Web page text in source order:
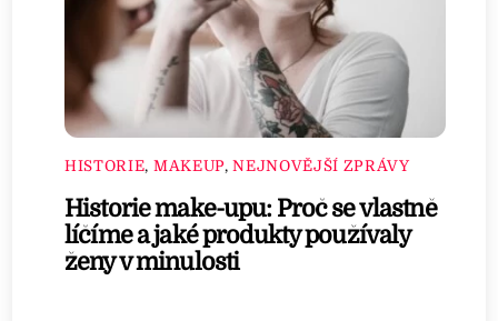
HISTORIE, MAKEUP,NEJNOVĚJŠÍ ZPRÁVY
Historie make-upu: Proč se vlastně
líčíme a jaké produkty používaly
ženy v minulosti